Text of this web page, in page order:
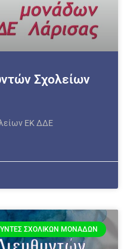
Σχολείων
ΕΚ ΔΔΕ
ΣΧΟΛΙΚΏΝ ΜΟΝΆΔΩΝ